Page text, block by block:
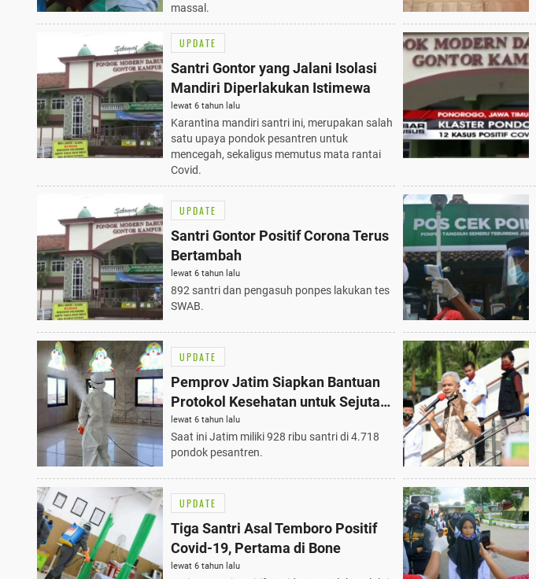
massal.
UPDATE
Santri Gontor yang Jalani Isolasi
Mandiri Diperlakukan Istimewa
lewat 6 tahun lalu
Karantina mandiri santri ini, merupakan salah
satu upaya pondok pesantren untuk
mencegah, sekaligus memutus mata rantai
Covid.
UPDATE
Santri Gontor Positif Corona Terus
Bertambah
lewat 6 tahun lalu
892 santri dan pengasuh ponpes lakukan tes
SWAB.
UPDATE
Pemprov Jatim Siapkan Bantuan
Protokol Kesehatan untuk Sejuta
Santri
lewat 6 tahun lalu
Saat ini Jatim miliki 928 ribu santri di 4.718
pondok pesantren.
UPDATE
Tiga Santri Asal Temboro Positif
Covid-19, Pertama di Bone
lewat 6 tahun lalu